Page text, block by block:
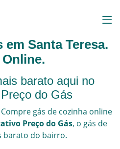
em Santa Teresa.
Online.
barato aqui no
do Gás
Compre gás de cozinha online
Preço do Gás, o gás de
barato do bairro.